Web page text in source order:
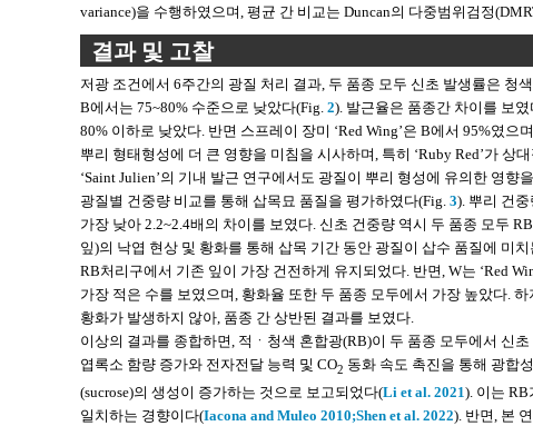
variance)을 수행하였으며, 평균 간 비교는 Duncan의 다중범위검정
결과 및 고찰
저광 조건에서 6주간의 광질 처리 결과, 두 품종 모두 신초 발생률은 청
B에서는 75~80% 수준으로 낮았다(Fig. 2). 발근율은 품종간 차이를 보였
80% 이하로 낮았다. 반면 스프레이 장미 ‘Red Wing’은 B에서 95%였
뿌리 형태형성에 더 큰 영향을 미침을 시사하며, 특히 ‘Ruby Red’가 상
‘Saint Julien’의 기내 발근 연구에서도 광질이 뿌리 형성에 유의한 영향
광질별 건중량 비교를 통해 삽목묘 품질을 평가하였다(Fig. 3). 뿌리 건
가장 낮아 2.2~2.4배의 차이를 보였다. 신초 건중량 역시 두 품종 모두
잎)의 낙엽 현상 및 황화를 통해 삽목 기간 동안 광질이 삽수 품질에 미
RB처리구에서 기존 잎이 가장 건전하게 유지되었다. 반면, W는 ‘Red
가장 적은 수를 보였으며, 황화율 또한 두 품종 모두에서 가장 높았다. 하
황화가 발생하지 않아, 품종 간 상반된 결과를 보였다.
이상의 결과를 종합하면, 적ㆍ청색 혼합광(RB)이 두 품종 모두에서 신
엽록소 함량 증가와 전자전달 능력 및 CO2 동화 속도 촉진을 통해 광합
(sucrose)의 생성이 증가하는 것으로 보고되었다(Li et al. 2021). 이는
일치하는 경향이다(Iacona and Muleo 2010;Shen et al. 2022). 반면, 본